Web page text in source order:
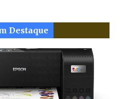
Destaque